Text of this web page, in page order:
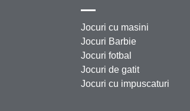
Jocuri cu masini
Jocuri Barbie
Jocuri fotbal
Jocuri de gatit
Jocuri cu impuscaturi